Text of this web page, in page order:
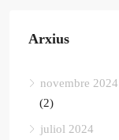
Arxius
novembre 2024
(2)
juliol 2024